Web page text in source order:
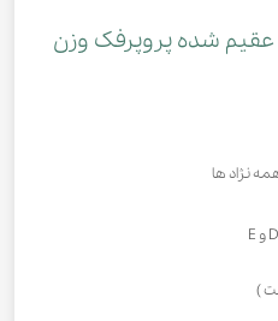
شده پروپرفک وزن
نژاد ها